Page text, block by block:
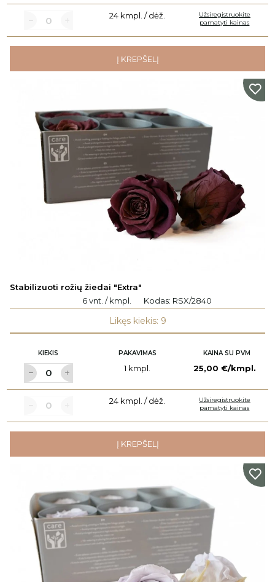
24 kmpl. / dėž.
Užsiregistruokite
pamatyti kainas
Į KREPŠELĮ
Stabilizuoti rožių žiedai "Extra"
6 vnt. / kmpl.
Kodas: RSX/2840
Likęs kiekis: 9
KIEKIS PAKAVIMAS KAINA SU PVM
1 kmpl. 25,00 €/kmpl.
24 kmpl. / dėž.
Užsiregistruokite
pamatyti kainas
Į KREPŠELĮ